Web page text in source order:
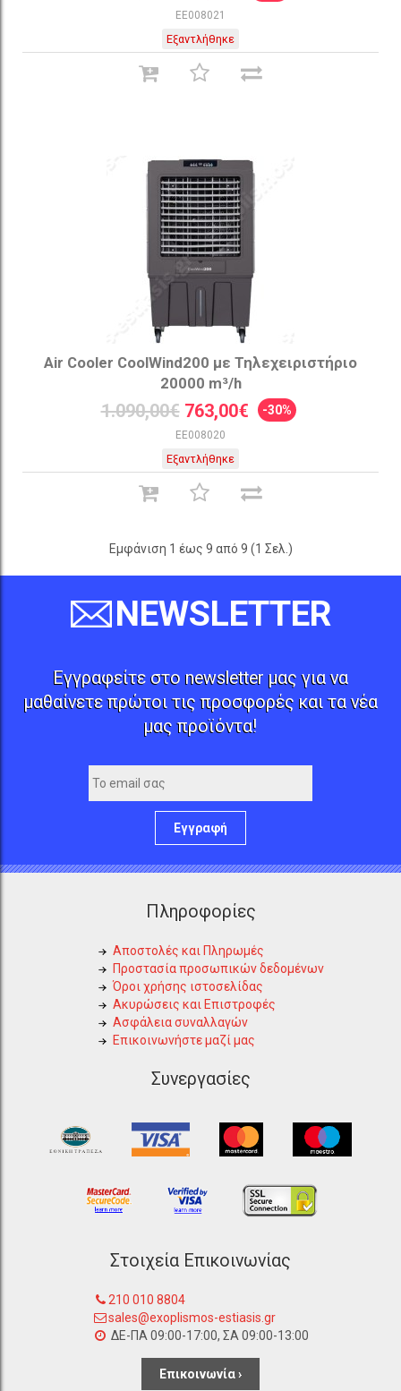
EE008021
Εξαντλήθηκε
Air Cooler CoolWind200 με Τηλεχειριστήριο
20000 m³/h
1.090,00€ 763,00€ -30%
EE008020
Εξαντλήθηκε
Εμφάνιση 1 έως 9 από 9 (1 Σελ.)
NEWSLETTER
Εγγραφείτε στο newsletter μας για να
μαθαίνετε πρώτοι τις προσφορές και τα νέα
μας προϊόντα!
Εγγραφή
Πληροφορίες
Αποστολές και Πληρωμές
Προστασία προσωπικών δεδομένων
Όροι χρήσης ιστοσελίδας
Ακυρώσεις και Επιστροφές
Ασφάλεια συναλλαγών
Επικοινωνήστε μαζί μας
Συνεργασίες
Στοιχεία Επικοινωνίας
210 010 8804
sales@exoplismos-estiasis.gr
ΔΕ-ΠΑ 09:00-17:00, ΣΑ 09:00-13:00
Επικοινωνία ›